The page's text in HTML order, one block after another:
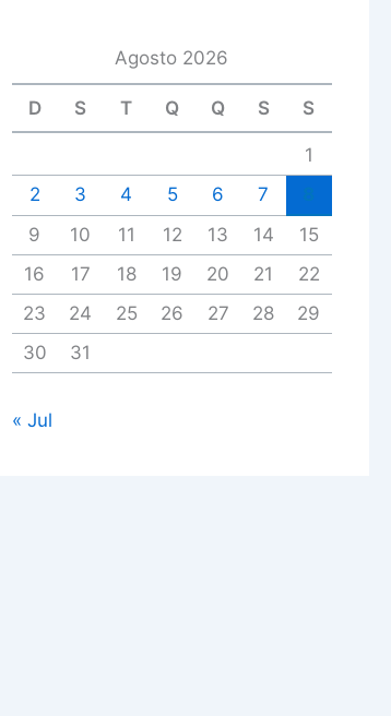
Agosto 2026
D S T Q Q S S
1
2
3 4 5 6 7
9
10 11 12 13 14
15
16
17 18 19 20 21
22
23
24 25 26 27 28
29
30
31
« Jul